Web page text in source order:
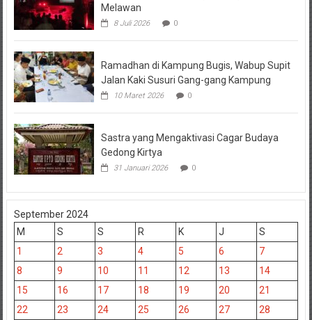
Melawan
8 Juli 2026 0
Ramadhan di Kampung Bugis, Wabup Supit
Jalan Kaki Susuri Gang-gang Kampung
10 Maret 2026 0
Sastra yang Mengaktivasi Cagar Budaya
Gedong Kirtya
31 Januari 2026 0
September 2024
M
S S R K J
S
1
2 3 4 5 6
7
8
9 10 11 12 13
14
15
16 17 18 19 20
21
22
23 24 25 26 27 28